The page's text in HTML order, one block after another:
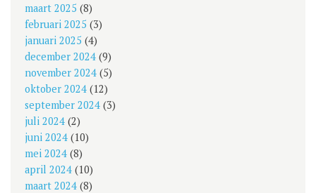
maart 2025 (8)
februari 2025 (3)
januari 2025 (4)
december 2024 (9)
november 2024 (5)
oktober 2024 (12)
september 2024 (3)
juli 2024 (2)
juni 2024 (10)
mei 2024 (8)
april 2024 (10)
maart 2024 (8)